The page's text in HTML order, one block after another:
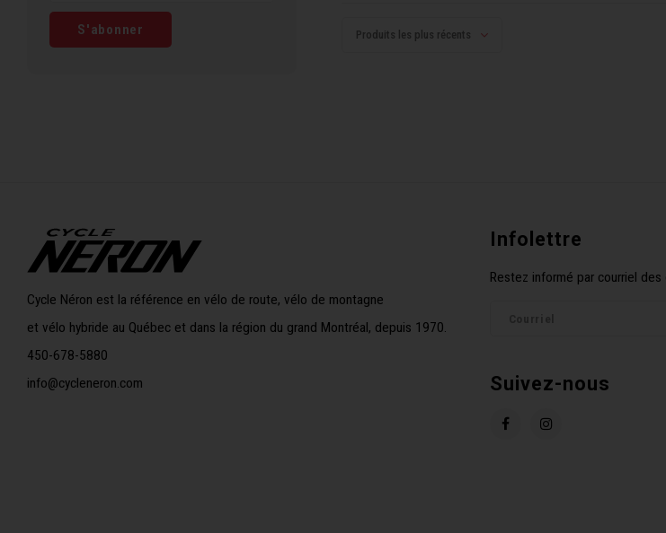
S'abonner Produits les plus récents
Cycle Néron est la référence en vélo de route, vélo de montagne
et vélo hybride au Québec et dans la région du grand Montréal, depuis 1970.
450-678-5880
info@cycleneron.com
Infolettre
Restez informé par courriel
Suivez-nous